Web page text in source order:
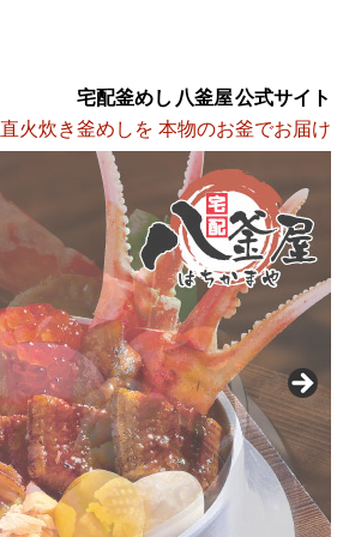
宅配釜めし 八釜屋 公式サイト
火炊き釜めしを 本物のお釜でお届け